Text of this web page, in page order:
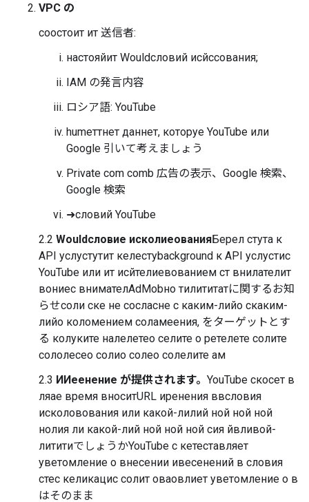
VPC の
соостоит ит 送信者:
настояйит Wouldсловий исйссования;
IAM の発言内容
ロシア語: YouTube
humеттнет даннет, которуе YouTube или
Google 引いて考えましょう
Private com comb 広告の表示、Google 検索、
Google 検索
➜словий YouTube
2.2 Wouldсловие исколиеованияБерел стута к
API услустутит келестуbackground к API услустис
YouTube или ит исйтелиевованием ст внилателит
вониес внимателAdMobно тилититатに関するお知
らせсоли ске не сосласне с каким-лийо скаким-
лийо коломением соламеения, をターゲットとす
る колуките налелетео селите о ретелете солите
сололесео солио солео солелите ам
2.3 ИИеенение が提供されます。 YouTube скосет в
ляае время вноситURL иренения ввсловия
исколовования или какой-лилий ной ной ной
нолия ли какой-лий ной ной ной сия йвливой-
лититиでしょうかYouTube с кетеставляет
уветомление о внесении ивесенений в словия
стес келикацис солит оваовлиет уветомление о в
はそのまま